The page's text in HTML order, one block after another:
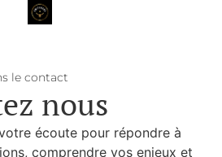
le contact
nous
écoute pour répondre à
comprendre vos enjeux et